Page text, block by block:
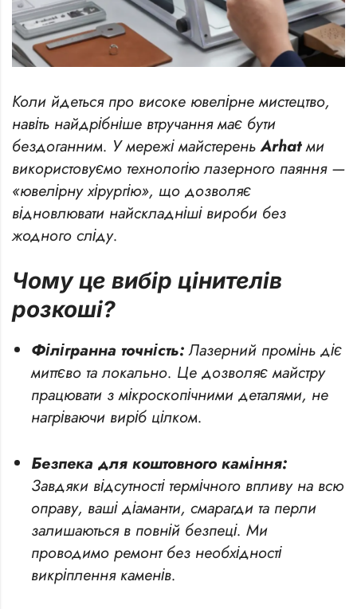
Коли йдеться про високе ювелірне мистецтво,
навіть найдрібніше втручання має бути
бездоганним. У мережі майстереньArhatми
використовуємо технологію лазерного паяння —
«ювелірну хірургію», що дозволяє
відновлювати найскладніші вироби без
жодного сліду.
Чому це вибір цінителів
розкоші?
Філігранна точність:Лазерний промінь діє
миттєво та локально. Це дозволяє майстру
працювати з мікроскопічними деталями, не
нагріваючи виріб цілком.
Безпека для коштовного каміння:
Завдяки відсутності термічного впливу на всю
оправу, ваші діаманти, смарагди та перли
залишаються в повній безпеці. Ми
проводимо ремонт без необхідності
викріплення каменів.